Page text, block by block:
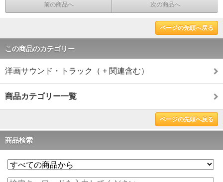
前の商品へ 次の商品へ
ページの先頭へ戻る
この商品のカテゴリー
洋画サウンド・トラック（ + 関連含む）
商品カテゴリー一覧
ページの先頭へ戻る
商品検索